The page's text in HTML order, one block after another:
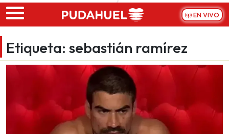
Skip to main content
EN VIVO
Etiqueta: sebastián ramírez